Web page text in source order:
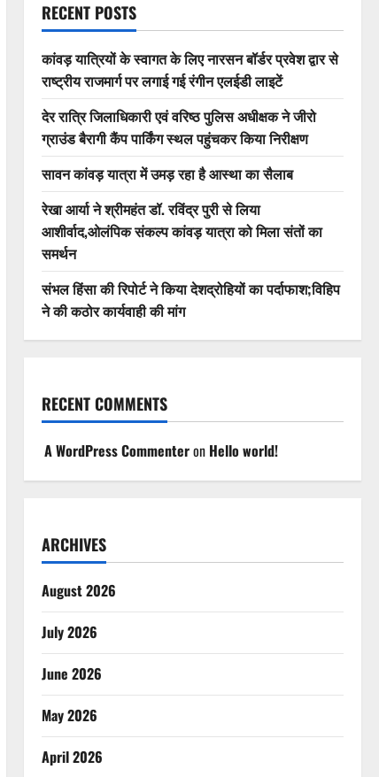
RECENT POSTS
कांवड़ यात्रियों के स्वागत के लिए नारसन बॉर्डर प्रवेश द्वार से
राष्ट्रीय राजमार्ग पर लगाई गई रंगीन एलईडी लाइटें
देर रात्रि जिलाधिकारी एवं वरिष्ठ पुलिस अधीक्षक ने जीरो
ग्राउंड बैरागी कैंप पार्किंग स्थल पहुंचकर किया निरीक्षण
सावन कांवड़ यात्रा में उमड़ रहा है आस्था का सैलाब
रेखा आर्या ने श्रीमहंत डॉ. रविंद्र पुरी से लिया
आशीर्वाद,ओलंपिक संकल्प कांवड़ यात्रा को मिला संतों का
समर्थन
संभल हिंसा की रिपोर्ट ने किया देशद्रोहियों का पर्दाफाश;विहिप
ने की कठोर कार्यवाही की मांग
RECENT COMMENTS
A WordPress Commenteron Hello world!
ARCHIVES
August 2026
July 2026
June 2026
May 2026
April 2026